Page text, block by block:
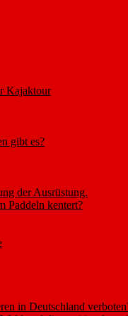
Kajaktour
gibt es?
der Ausrüstung.
Paddeln kentert?
in Deutschland